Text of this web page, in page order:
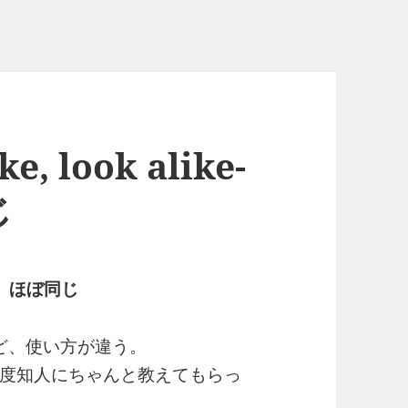
look alike-
ほぼ同じ
使い方が違う。
知人にちゃんと教えてもらっ